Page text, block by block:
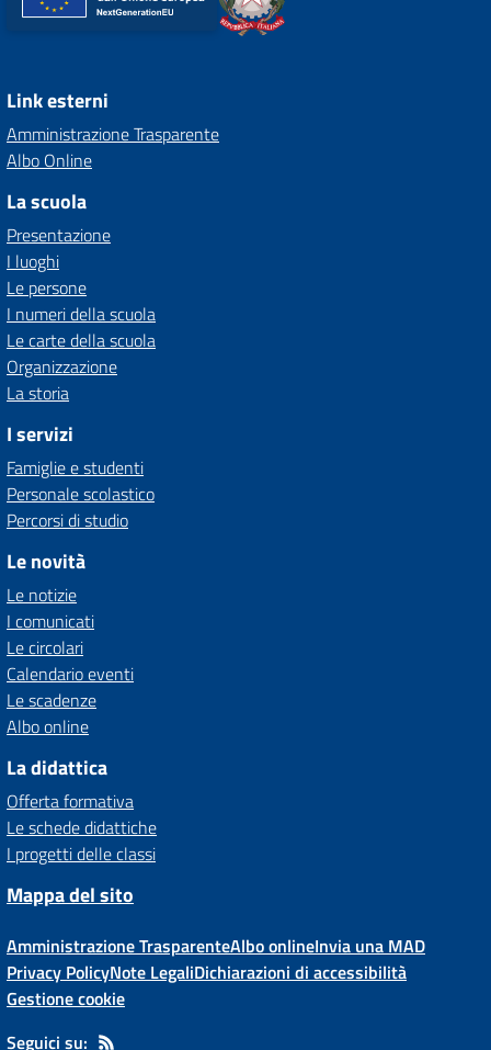
Link esterni
Amministrazione Trasparente
Albo Online
La scuola
Presentazione
I luoghi
Le persone
I numeri della scuola
Le carte della scuola
Organizzazione
La storia
I servizi
Famiglie e studenti
Personale scolastico
Percorsi di studio
Le novità
Le notizie
I comunicati
Le circolari
Calendario eventi
Le scadenze
Albo online
La didattica
Offerta formativa
Le schede didattiche
I progetti delle classi
Mappa del sito
Amministrazione TrasparenteAlbo onlineInvia una MAD
Privacy PolicyNote LegaliDichiarazioni di accessibilità
Gestione cookie
Seguici su: